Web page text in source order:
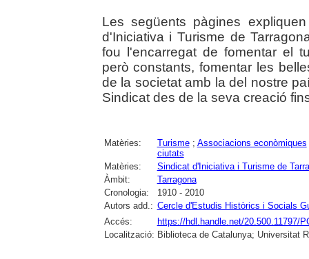
Les següents pàgines
d'Iniciativa i Turisme de
fou l'encarregat de fomentar el
però constants, fomentar les
de la societat amb la del nostre
Sindicat des de la seva creació
Matèries: Turisme; Associacions econòmiques
ciutats
Matèries:
Sindicat d'Iniciativa i Turisme de
Àmbit:
Tarragona
Cronologia:
1910 - 2010
Autors add.: Cercle d'Estudis Històrics i Socials
Accés:
https://hdl.handle.net/20.500.11797/
Localització: Biblioteca de Catalunya; Universitat